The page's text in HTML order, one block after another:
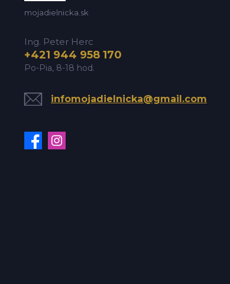
mojadielnicka.sk
Ing. Peter Herc
+421 944 958 170
Po-Pia, 8-18 hod.
infomojadielnicka@gmail.com